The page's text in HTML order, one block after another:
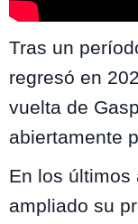
Tras un
regresó en
vuelta de
abiertamente
En los últimos
ampliado su